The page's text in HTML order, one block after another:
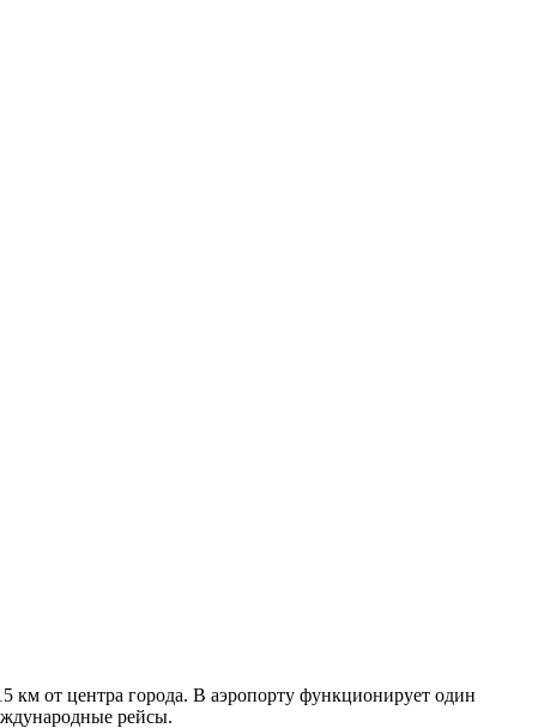
от центра города. В аэропорту функционирует один
рейсы.